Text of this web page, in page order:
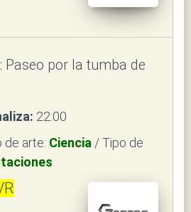
Paseo por la tumba de
22:00
de arte: Ciencia / Tipo de